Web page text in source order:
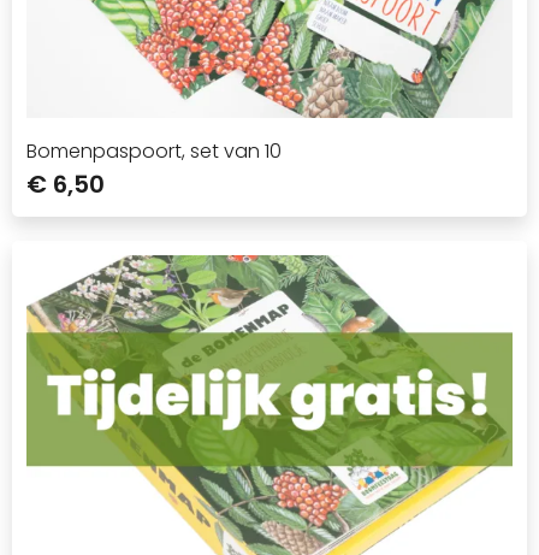
Bomenpaspoort, set van 10
€ 6,50